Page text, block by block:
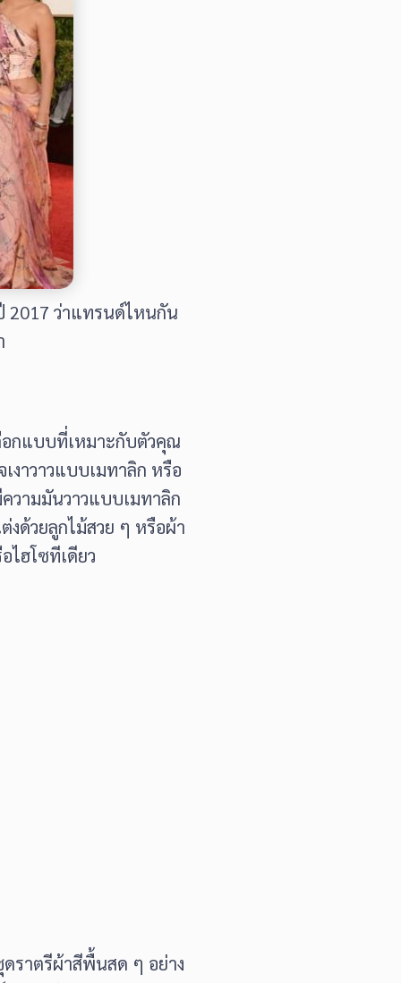
2017 ว่าแทรนด์ไหนกัน
อกแบบที่เหมาะกับตัวคุณ
งาวาวแบบเมทาลิก หรือ
วามมันวาวแบบเมทาลิก
งด้วยลูกไม้สวย ๆ หรือผ้า
ไฮโซทีเดียว
ราตรีผ้าสีพื้นสด ๆ อย่าง